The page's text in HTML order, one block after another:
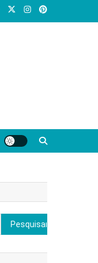
Pesquisar
por: